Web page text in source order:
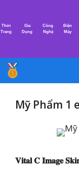
nội
Thời
Trang
Gia
Dụng
Công
Nghệ
Điện
Máy
Mỹ Phẩm 1
𝐕𝐢𝐭𝐚𝐥 𝐂 𝐈𝐦𝐚𝐠𝐞